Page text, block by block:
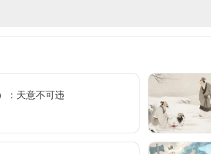
：天意不可违